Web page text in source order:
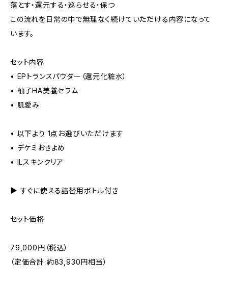
落とす・還元する・巡らせる・保つ
この流れを日常の中で無理なく続けていただける内容になって
います。
セット内容
• EPトランスパウダー（還元化粧水）
• 柚子HA美養セラム
• 肌愛み
• 以下より 1点お選びいただけます
• デケミおきよめ
• ILスキンクリア
▶︎ すぐに使える詰替用ボトル付き
セット価格
79,000円（税込）
（定価合計 約83,930円相当）